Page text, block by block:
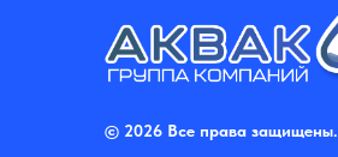
© 2026 Все права защищены.